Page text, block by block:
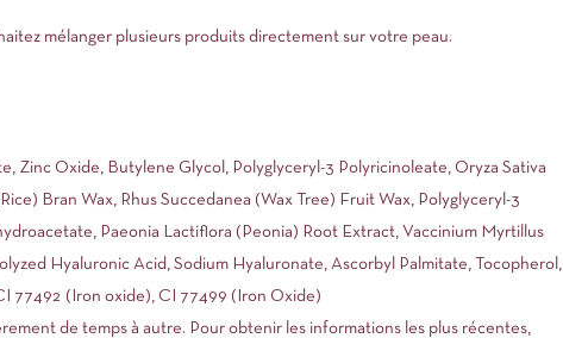
mélanger plusieurs produits directement sur votre peau.
Zinc Oxide, Butylene Glycol, Polyglyceryl-3 Polyricinoleate, Oryza Sativa
Bran Wax, Rhus Succedanea (Wax Tree) Fruit Wax, Polyglyceryl-3
Paeonia Lactiflora (Peonia) Root Extract, Vaccinium Myrtillus
Hyaluronic Acid, Sodium Hyaluronate, Ascorbyl Palmitate, Tocopherol,
77492 (Iron oxide), CI 77499 (Iron Oxide)
de temps à autre. Pour obtenir les informations les plus récentes,